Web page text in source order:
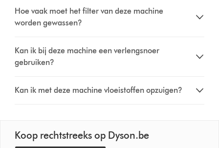
Hoe vaak moet het filter van deze machine
worden gewassen?
Kan ik bij deze machine een verlengsnoer
gebruiken?
Kan ik met deze machine vloeistoffen opzuigen?
Koop rechtstreeks op Dyson.be